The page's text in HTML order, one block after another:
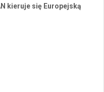
kieruje się Europejską